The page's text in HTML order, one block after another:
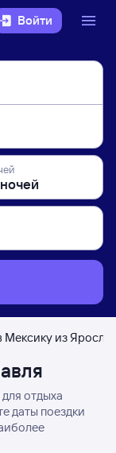
Войти
Мексику из
отдыха
даты поездки